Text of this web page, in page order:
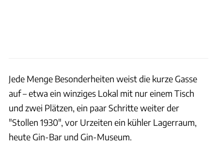
Jede Menge Besonderheiten weist die kurze Gasse
auf – etwa ein winziges Lokal mit nur einem Tisch
und zwei Plätzen, ein paar Schritte weiter der
"Stollen 1930", vor Urzeiten ein kühler Lagerraum,
heute Gin-Bar und Gin-Museum.